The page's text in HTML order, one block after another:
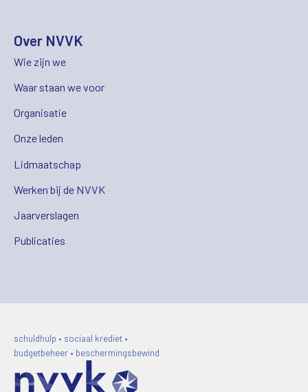
Over NVVK
Wie zijn we
Waar staan we voor
Organisatie
Onze leden
Lidmaatschap
Werken bij de NVVK
Jaarverslagen
Publicaties
schuldhulp • sociaal krediet •
budgetbeheer • beschermingsbewind